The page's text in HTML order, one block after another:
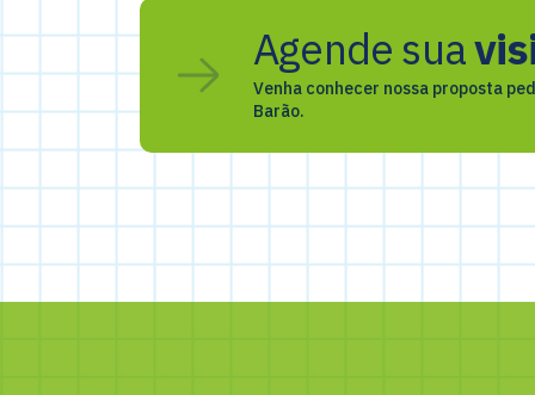
Agende sua
Venha conhecer nossa proposta
Barão.